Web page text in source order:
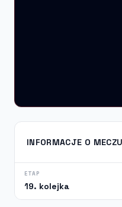
INFORMACJE O MECZU
ETAP
19. kolejka